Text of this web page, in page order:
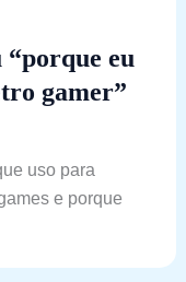
“porque eu
gamer”
uso para
e porque